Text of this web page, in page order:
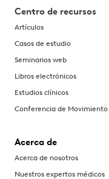
Centro de recursos
Artículos
Casos de estudio
Seminarios web
Libros electrónicos
Estudios clínicos
Conferencia de Movimiento
Acerca de
Acerca de nosotros
Nuestros expertos médicos